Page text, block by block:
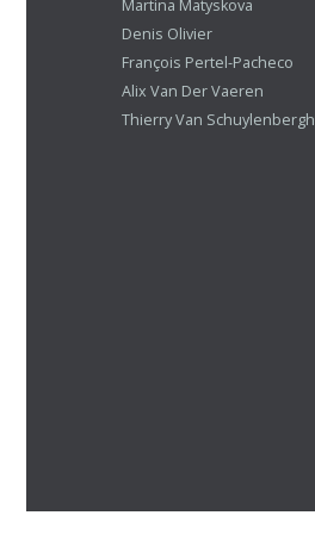
Martina Matyskova
Denis Olivier
François Pertel-Pacheco
Alix Van Der Vaeren
Thierry Van Schuylenbergh